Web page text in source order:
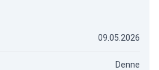
09.05.2026
Denne